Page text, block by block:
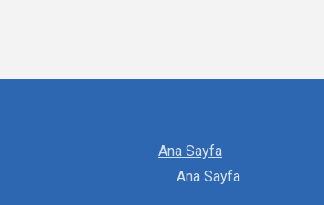
Ana Sayfa
Ana Sayfa